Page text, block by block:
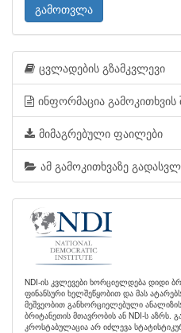
გამოთვლა
ცვლადების გზამკვლევი
ინფორმაცია გამოკითხვის
მიმაგრებული ფაილები
ამ გამოკითხვაზე
NDI-ის კვლევები ხორციელდება დიდი
ფინანსური ხელშეწყობით და მას
მეშვეობით განხორციელებული
ბრიტანეთის მთავრობის ან NDI-ს
კროსტაბულაცია არ იძლევა